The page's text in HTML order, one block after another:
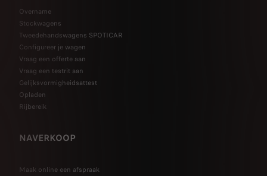
Overname
Stockwagens
Tweedehandswagens SPOTICAR
Configureer je wagen
Vraag een offerte aan
Vraag een testrit aan
Gelijksvormigheidsattest
Opladen
Rijbereik
NAVERKOOP
Maak online een afspraak